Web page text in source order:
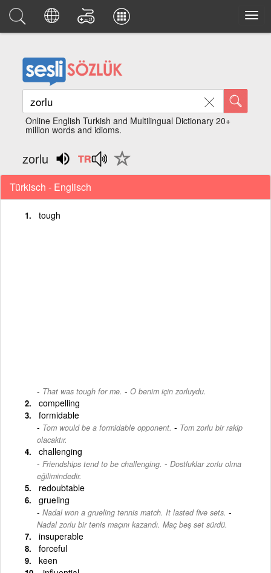
Online English Turkish and Multilingual Dictionary 20+
million words and idioms.
zorlu
Türkisch - Englisch
tough
That was tough for me. - O benim için zorluydu.
compelling
formidable
Tom would be a formidable opponent. - Tom zorlu bir rakip
olacaktır.
challenging
Friendships tend to be challenging. - Dostluklar zorlu olma
eğilimindedir.
redoubtable
grueling
Nadal won a grueling tennis match. It lasted five sets. -
Nadal zorlu bir tenis maçını kazandı. Maç beş set sürdü.
insuperable
forceful
keen